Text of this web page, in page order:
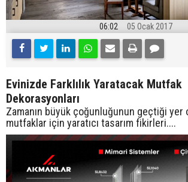
06:02 05 Ocak 2017
Evinizde Farklılık Yaratacak Mutfak
Dekorasyonları
Zamanın büyük çoğunluğunun geçtiği yer
mutfaklar için yaratıcı tasarım fikirleri....